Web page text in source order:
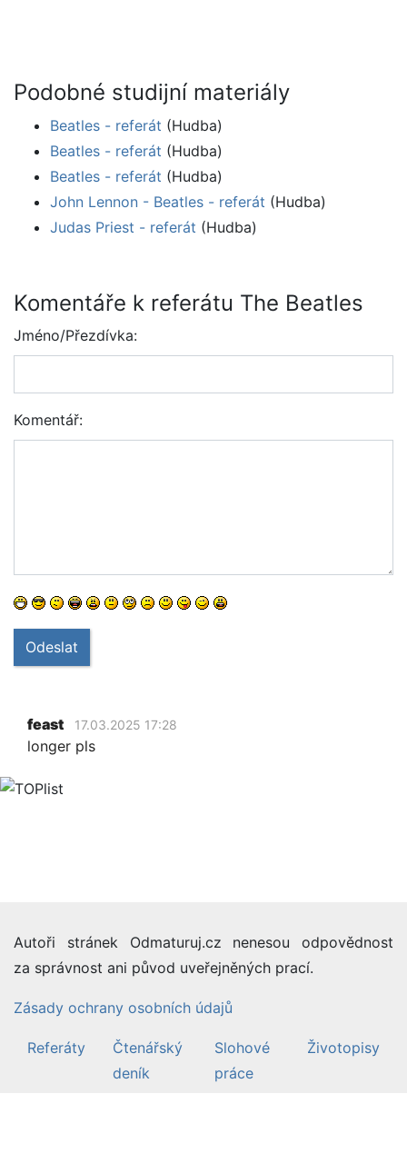
Podobné studijní materiály
Beatles - referát (Hudba)
Beatles - referát (Hudba)
Beatles - referát (Hudba)
John Lennon - Beatles - referát (Hudba)
Judas Priest - referát (Hudba)
Komentáře k referátu The Beatles
Jméno/Přezdívka:
Komentář:
Odeslat
feast 17.03.2025 17:28
longer pls
Autoři stránek Odmaturuj.cz nenesou odpovědnost
za správnost ani původ uveřejněných prací.
Zásady ochrany osobních údajů
Referáty
Čtenářský
deník
Slohové
práce
Životopisy